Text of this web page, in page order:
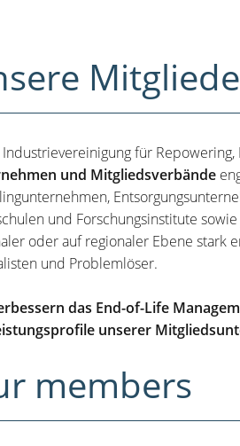
für Repowering,
und Mitgliedsverbände
und Forschungsinstitute
oder auf regionaler Ebene stark
und Problemlöser.
das End-of-Life
unserer
members